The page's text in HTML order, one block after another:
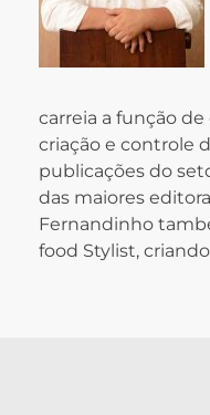
carreia a função
criação e controle
publicações do
das maiores
Fernandinho
food Stylist,